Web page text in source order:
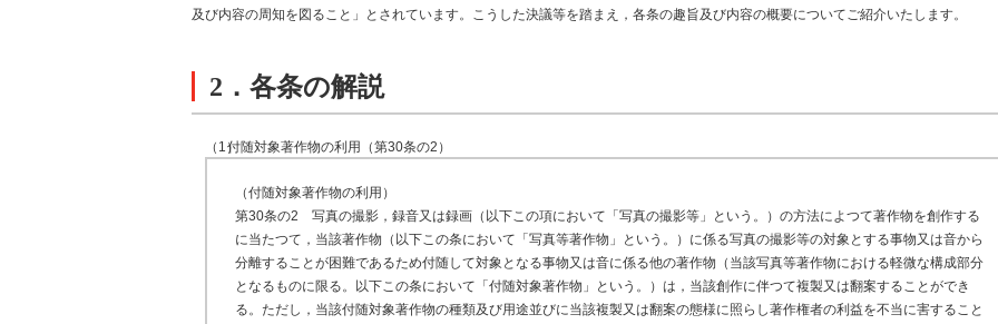
及び内容の周知を図ること」とされています。こうした決議等を踏まえ，各条の趣旨及び内容の概要についてご紹介いたします。
2．各条の解説
（1）付随対象著作物の利用（第30条の2）
（付随対象著作物の利用）
第30条の2 写真の撮影，録音又は録画（以下この項において「写真の撮影等」という。）の方法によつて著作物を創作する
に当たつて，当該著作物（以下この条において「写真等著作物」という。）に係る写真の撮影等の対象とする事物又は音から
分離することが困難であるため付随して対象となる事物又は音に係る他の著作物（当該写真等著作物における軽微な構成部分
となるものに限る。以下この条において「付随対象著作物」という。）は，当該創作に伴つて複製又は翻案することができ
る。ただし，当該付随対象著作物の種類及び用途並びに当該複製又は翻案の態様に照らし著作権者の利益を不当に害すること